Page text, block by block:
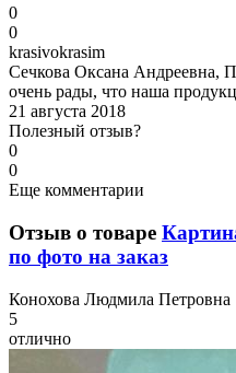
0
0
krasivokrasim
Сечкова Оксана Андреевна,
очень рады, что наша
21 августа 2018
Полезный отзыв?
0
0
Еще комментарии
Отзыв о товаре
по фото на заказ
Конохова Людмила Петровна
5
отлично